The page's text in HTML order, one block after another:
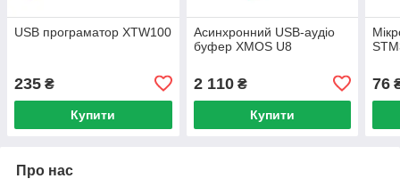
USB програматор XTW100
235 ₴
Купити
Асинхронний USB-аудіо
буфер XMOS U8
2 110₴
Купити
76
Про нас